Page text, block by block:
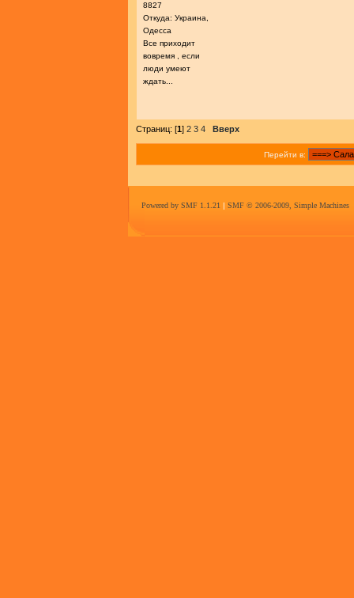
8827
Откуда: Украина,
Одесса
Все приходит
вовремя , если
люди умеют
ждать...
Страниц: [1] 2 3 4 Вверх
Перейти в:
Powered by SMF 1.1.21 | SMF © 2006-2009, Simple Machines